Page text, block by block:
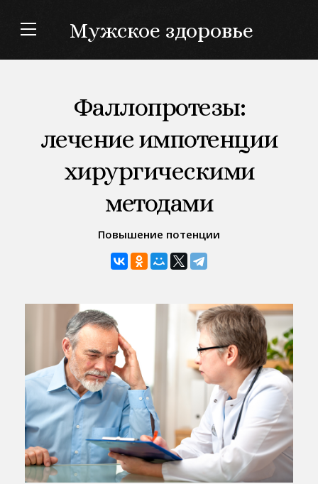
Мужское здоровье
Фаллопротезы:
лечение импотенции
хирургическими
методами
Повышение потенции